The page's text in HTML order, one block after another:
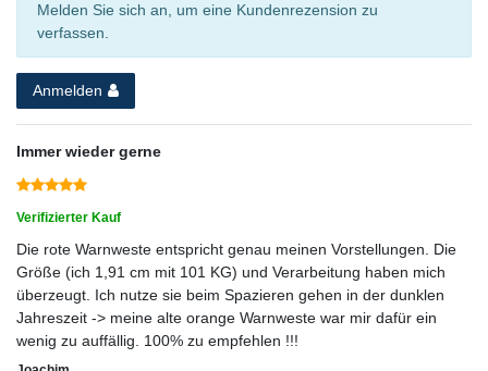
Melden Sie sich an, um eine Kundenrezension zu
verfassen.
Anmelden
Immer wieder gerne
Verifizierter Kauf
Die rote Warnweste entspricht genau meinen Vorstellungen. Die
Größe (ich 1,91 cm mit 101 KG) und Verarbeitung haben mich
überzeugt. Ich nutze sie beim Spazieren gehen in der dunklen
Jahreszeit -> meine alte orange Warnweste war mir dafür ein
wenig zu auffällig. 100% zu empfehlen !!!